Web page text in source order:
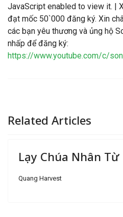
JavaScript enabled to view it. |
đạt mốc 50`000 đăng ký. Xin
các bạn yêu thương và ủng hộ
nhấp để đăng ký:
https://www.youtube.com/c/
Related Articles
Lạy Chúa Nhân Từ
Quang Harvest